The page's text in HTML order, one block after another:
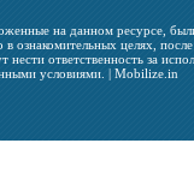
на данном ресурсе,
в ознакомительных целях,
ответственность за
условиями. | Mobilize.in